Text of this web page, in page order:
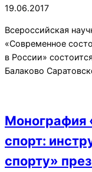
19.06.2017
Всероссийская
«Современное
в России»
Балаково
Монография
спорт:
спорту»